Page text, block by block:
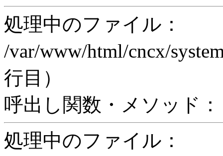
処理中のファイル：
/var/www/html/cncx/
行目）
呼出し関数・メソッド：
処理中のファイル：